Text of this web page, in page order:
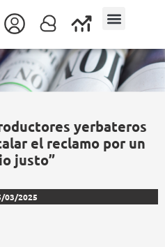
yerbateros
el reclamo por un
justo”
03/2025